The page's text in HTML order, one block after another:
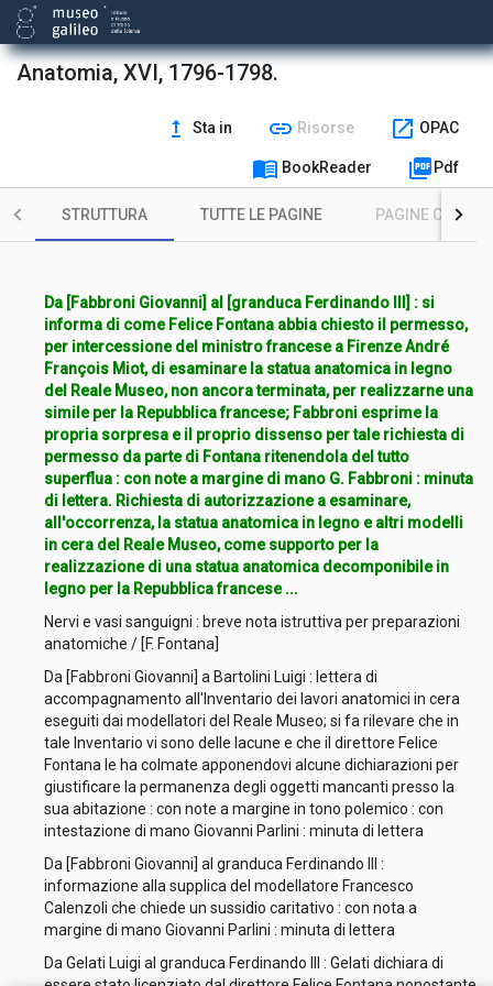
Anatomia, XVI, 1796-1798.
upgrade Sta in link Risorse open_in_new OPAC
menu_book BookReader picture_as_pdf Pdf
STRUTTURA TUTTE LE PAGINE PAGINE CON
Da [Fabbroni Giovanni] al [granduca Ferdinando III] : si
informa di come Felice Fontana abbia chiesto il permesso,
per intercessione del ministro francese a Firenze André
François Miot, di esaminare la statua anatomica in legno
del Reale Museo, non ancora terminata, per realizzarne una
simile per la Repubblica francese; Fabbroni esprime la
propria sorpresa e il proprio dissenso per tale richiesta di
permesso da parte di Fontana ritenendola del tutto
superflua : con note a margine di mano G. Fabbroni : minuta
di lettera. Richiesta di autorizzazione a esaminare,
all'occorrenza, la statua anatomica in legno e altri modelli
in cera del Reale Museo, come supporto per la
realizzazione di una statua anatomica decomponibile in
legno per la Repubblica francese ...
Nervi e vasi sanguigni : breve nota istruttiva per preparazioni
anatomiche / [F. Fontana]
Da [Fabbroni Giovanni] a Bartolini Luigi : lettera di
accompagnamento all'Inventario dei lavori anatomici in cera
eseguiti dai modellatori del Reale Museo; si fa rilevare che in
tale Inventario vi sono delle lacune e che il direttore Felice
Fontana le ha colmate apponendovi alcune dichiarazioni per
giustificare la permanenza degli oggetti mancanti presso la
sua abitazione : con note a margine in tono polemico : con
intestazione di mano Giovanni Parlini : minuta di lettera
Da [Fabbroni Giovanni] al granduca Ferdinando III :
informazione alla supplica del modellatore Francesco
Calenzoli che chiede un sussidio caritativo : con nota a
margine di mano Giovanni Parlini : minuta di lettera
Da Gelati Luigi al granduca Ferdinando III : Gelati dichiara di